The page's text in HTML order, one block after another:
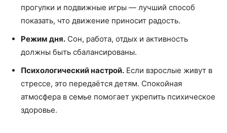
прогулки и подвижные игры — лучший способ
показать, что движение приносит радость.
Режим дня. Сон, работа, отдых и активность
должны быть сбалансированы.
Психологический настрой. Если взрослые живут в
стрессе, это передаётся детям. Спокойная
атмосфера в семье помогает укрепить психическое
здоровье.